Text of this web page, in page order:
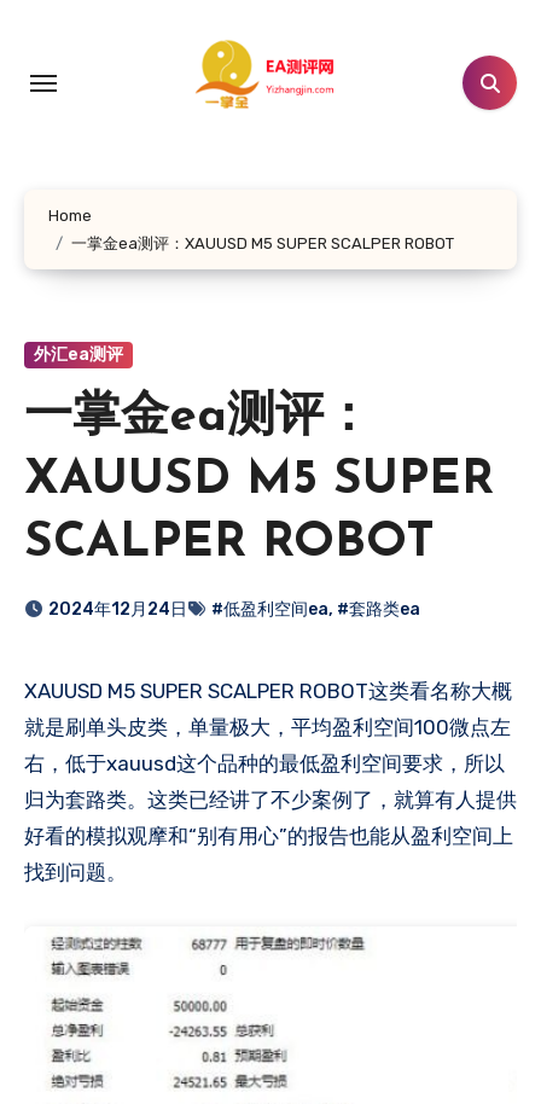
Home
一掌金ea测评：XAUUSD M5 SUPER SCALPER ROBOT
外汇ea测评
一掌金ea测评：
XAUUSD M5 SUPER
SCALPER ROBOT
2024年12月24日 #低盈利空间ea, #套路类ea
XAUUSD M5 SUPER SCALPER ROBOT这类看名称大概
就是刷单头皮类，单量极大，平均盈利空间100微点左
右，低于xauusd这个品种的最低盈利空间要求，所以
归为套路类。这类已经讲了不少案例了，就算有人提供
好看的模拟观摩和“别有用心”的报告也能从盈利空间上
找到问题。